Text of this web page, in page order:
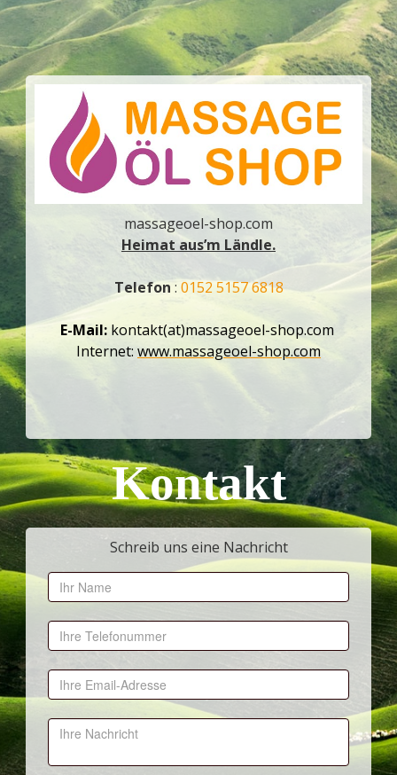
massageoel-shop.com
Heimat aus’m Ländle.
Telefon : 0152 5157 6818
E-Mail: kontakt(at)massageoel-shop.com
Internet: www.massageoel-shop.com
Kontakt
Schreib uns eine Nachricht